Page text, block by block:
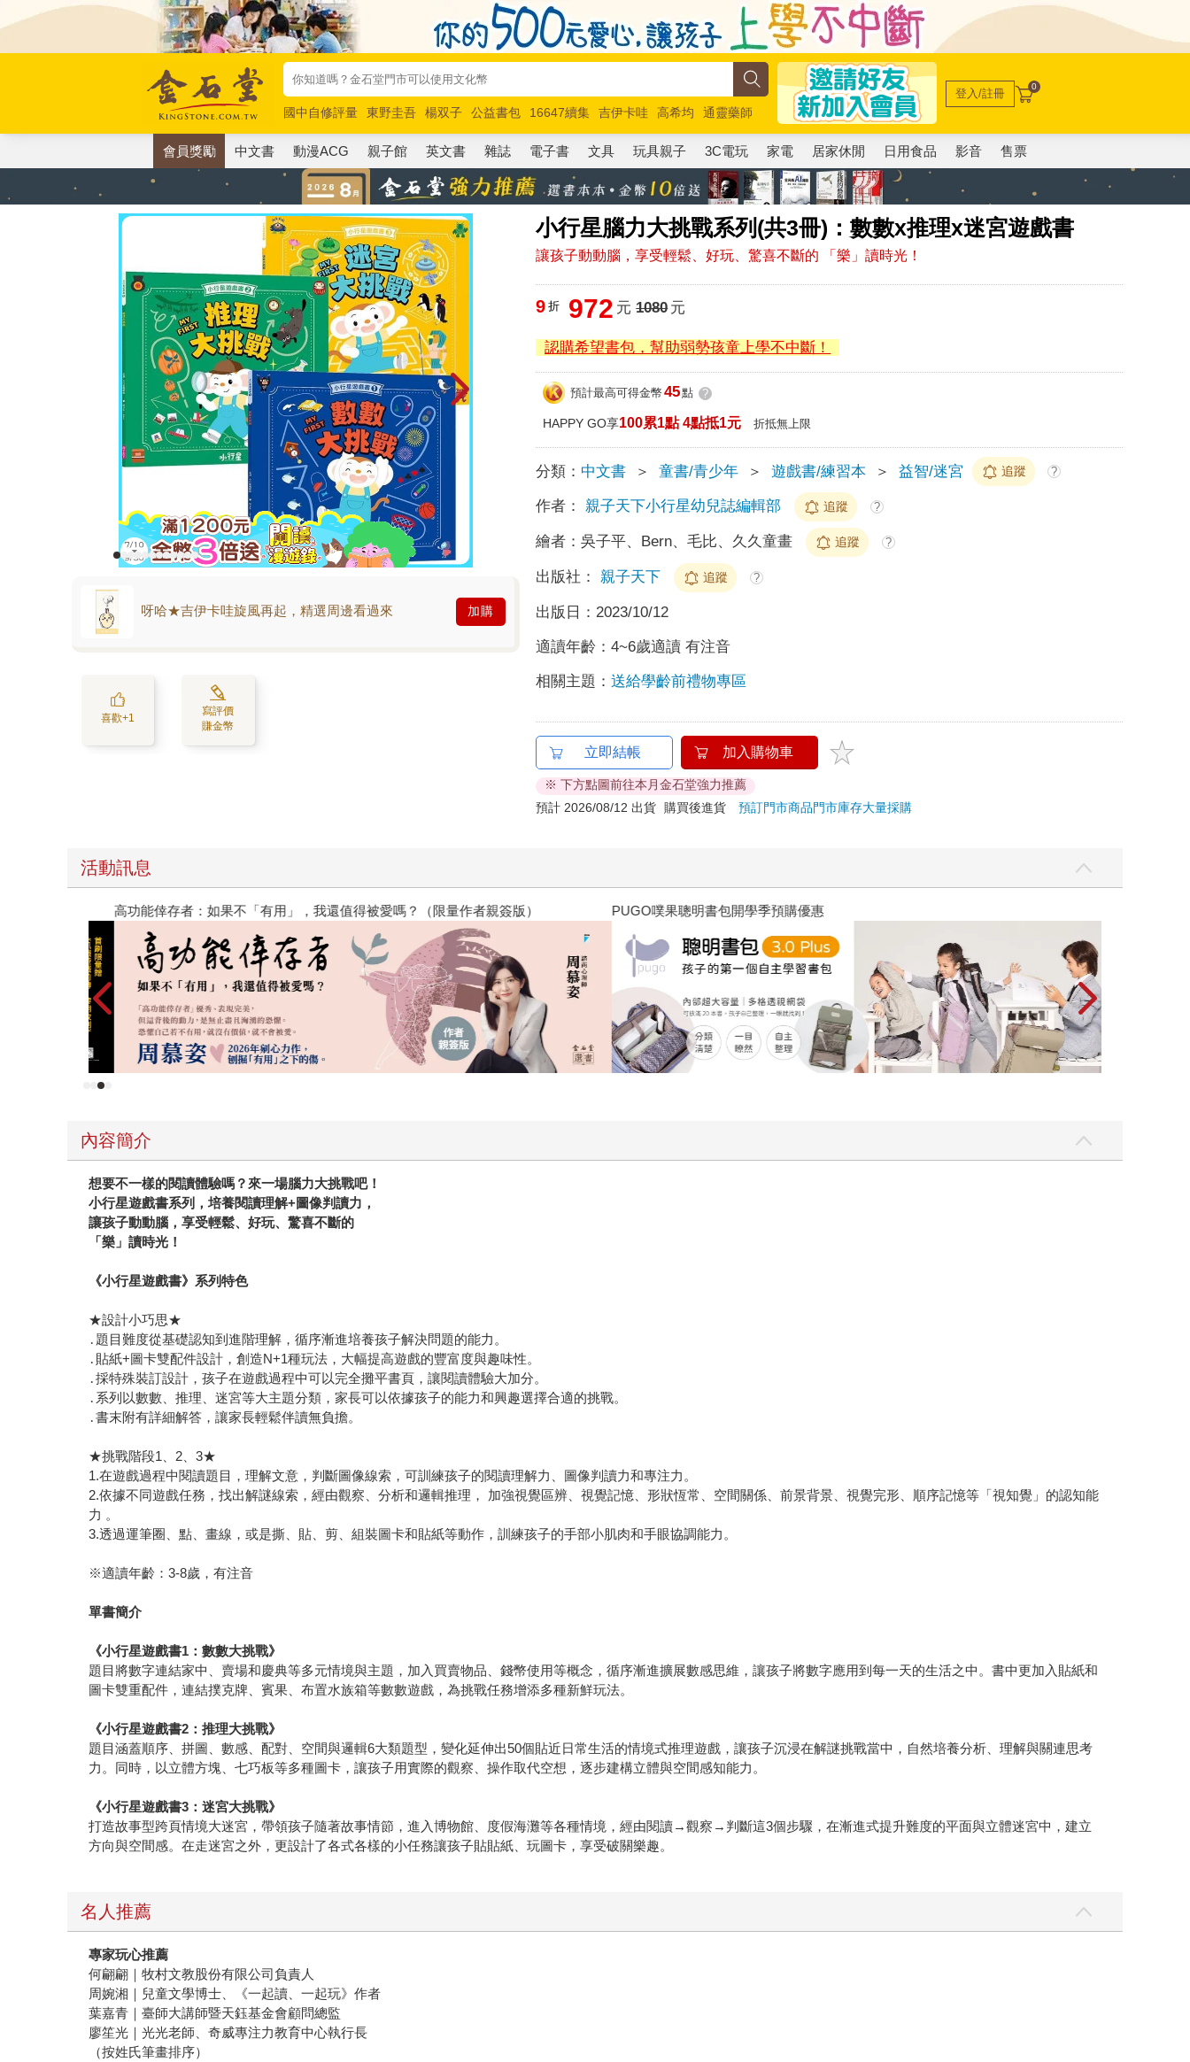
國中自修評量 東野圭吾 楊双子 公益書包 16647續集 吉伊卡哇 高希均
通靈藥師
唯紅花綻放
奧德賽 路邊攤新作 馬斯克 玩具總動員5 超慢跑
登入/註冊 0
會員獎勵 中文書 動漫ACG 親子館 英文書 雜誌 電子書 文具 玩具親子 3C電玩 家電 居家休閒 日用食品 影音 售票
小行星腦力大挑戰系列(共3冊)：數數x推理x迷宮遊戲書
讓孩子動動腦，享受輕鬆、好玩、驚喜不斷的 「樂」讀時光！
呀哈★吉伊卡哇旋風再起，精選周邊看過來 加購
喜歡+1
寫評價
賺金幣
9 折 972 元 1080元
認購希望書包，幫助弱勢孩童上學不中斷！
預計最高可得金幣 45點 ?
HAPPY GO享100累1點 4點抵1元 折抵無上限
分類： 中文書 ＞ 童書/青少年 ＞ 遊戲書/練習本 ＞ 益智/迷宮 追蹤 ?
作者： 親子天下小行星幼兒誌編輯部 追蹤 ?
繪者：吳子平、Bern、毛比、久久童畫 追蹤 ?
出版社： 親子天下 追蹤 ?
出版日： 2023/10/12
適讀年齡：4~6歲適讀 有注音
相關主題：送給學齡前禮物專區
立即結帳 加入購物車
※ 下方點圖前往本月金石堂強力推薦
預計 2026/08/12 出貨
購買後進貨預訂門市商品門市庫存大量採購
活動訊息
高功能倖存者：如果不「有用」，我還值得被愛嗎？（限量作者親簽版） PUGO噗果聰明書包開學季預購優惠
內容簡介
想要不一樣的閱讀體驗嗎？來一場腦力大挑戰吧！
小行星遊戲書系列，培養閱讀理解+圖像判讀力，
讓孩子動動腦，享受輕鬆、好玩、驚喜不斷的
「樂」讀時光！
《小行星遊戲書》系列特色
★設計小巧思★
․題目難度從基礎認知到進階理解，循序漸進培養孩子解決問題的能力。
․貼紙+圖卡雙配件設計，創造N+1種玩法，大幅提高遊戲的豐富度與趣味性。
․採特殊裝訂設計，孩子在遊戲過程中可以完全攤平書頁，讓閱讀體驗大加分。
․系列以數數、推理、迷宮等大主題分類，家長可以依據孩子的能力和興趣選擇合適的挑戰。
․書末附有詳細解答，讓家長輕鬆伴讀無負擔。
★挑戰階段1、2、3★
1.在遊戲過程中閱讀題目，理解文意，判斷圖像線索，可訓練孩子的閱讀理解力、圖像判讀力和專注力。
2.依據不同遊戲任務，找出解謎線索，經由觀察、分析和邏輯推理， 加強視覺區辨、視覺記憶、形狀恆常、空間關係、前景背景、視覺完形、順序記憶等「視知覺」的認知能
力 。
3.透過運筆圈、點、畫線，或是撕、貼、剪、組裝圖卡和貼紙等動作，訓練孩子的手部小肌肉和手眼協調能力。
※適讀年齡：3-8歲，有注音
單書簡介
《小行星遊戲書1：數數大挑戰》
題目將數字連結家中、賣場和慶典等多元情境與主題，加入買賣物品、錢幣使用等概念，循序漸進擴展數感思維，讓孩子將數字應用到每一天的生活之中。書中更加入貼紙和
圖卡雙重配件，連結撲克牌、賓果、布置水族箱等數數遊戲，為挑戰任務增添多種新鮮玩法。
《小行星遊戲書2：推理大挑戰》
題目涵蓋順序、拼圖、數感、配對、空間與邏輯6大類題型，變化延伸出50個貼近日常生活的情境式推理遊戲，讓孩子沉浸在解謎挑戰當中，自然培養分析、理解與關連思考
力。同時，以立體方塊、七巧板等多種圖卡，讓孩子用實際的觀察、操作取代空想，逐步建構立體與空間感知能力。
《小行星遊戲書3：迷宮大挑戰》
打造故事型跨頁情境大迷宮，帶領孩子隨著故事情節，進入博物館、度假海灘等各種情境，經由閱讀→觀察→判斷這3個步驟，在漸進式提升難度的平面與立體迷宮中，建立
方向與空間感。在走迷宮之外，更設計了各式各樣的小任務讓孩子貼貼紙、玩圖卡，享受破關樂趣。
名人推薦
專家玩心推薦
何翩翩｜牧村文教股份有限公司負責人
周婉湘｜兒童文學博士、《一起讀、一起玩》作者
葉嘉青｜臺師大講師暨天鈺基金會顧問總監
廖笙光｜光光老師、奇威專注力教育中心執行長
（按姓氏筆畫排序）